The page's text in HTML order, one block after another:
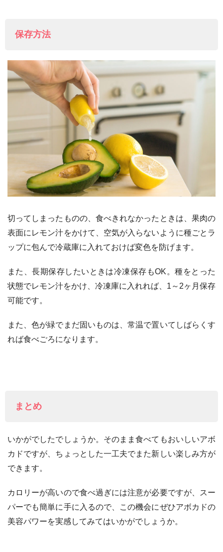
保存方法
切ってしまったものの、食べきれなかったときは、果肉の
表面にレモン汁をかけて、空気が入らないように種ごとラ
ップに包んで冷蔵庫に入れておけば変色を防げます。
また、長期保存したいときは冷凍保存もOK。種をとった
状態でレモン汁をかけ、冷凍庫に入れれば、1～2ヶ月保存
可能です。
また、色が緑でまだ固いものは、常温で置いてしばらくす
れば食べごろになります。
まとめ
いかがでしたでしょうか。そのまま食べてもおいしいアボ
カドですが、ちょっとした一工夫でまた新しい楽しみ方が
できます。
カロリーが高いので食べ過ぎには注意が必要ですが、スー
パーでも簡単に手に入るので、この機会にぜひアボカドの
美容パワーを実感してみてはいかがでしょうか。